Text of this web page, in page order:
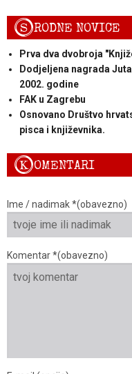
SRODNE NOVICE
Prva dva dvobroja
Dodjeljena nagrada
2002. godine
FAK u Zagrebu
Osnovano Društvo
pisca i književnika.
KOMENTARI
Ime / nadimak *(obavezno)
Komentar *(obavezno)